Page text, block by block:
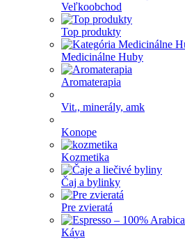
Veľkoobchod
Top produkty
Medicinálne Huby
Aromaterapia
Vit., minerály, amk
Konope
Kozmetika
Čaj a bylinky
Pre zvieratá
Káva